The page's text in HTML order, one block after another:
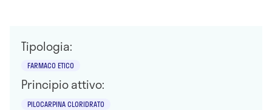
Tipologia:
FARMACO ETICO
Principio attivo:
PILOCARPINA CLORIDRATO